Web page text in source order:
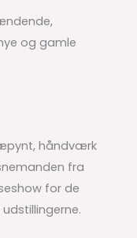
og gamle
håndværk
fra
for de